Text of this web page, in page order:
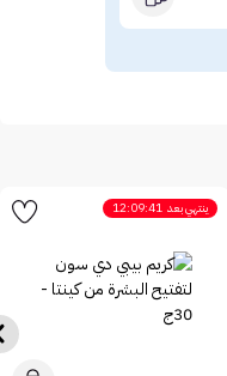
ينتهي بعد 12:09:41